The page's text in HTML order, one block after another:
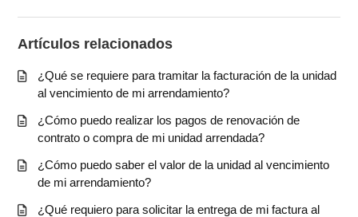
Artículos relacionados
¿Qué se requiere para tramitar la facturación de la unidad
al vencimiento de mi arrendamiento?
¿Cómo puedo realizar los pagos de renovación de
contrato o compra de mi unidad arrendada?
¿Cómo puedo saber el valor de la unidad al vencimiento
de mi arrendamiento?
¿Qué requiero para solicitar la entrega de mi factura al